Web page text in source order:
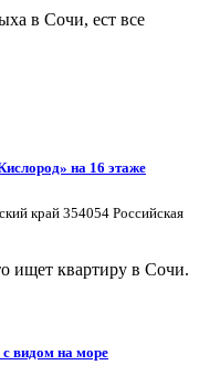
в Сочи, ест все
на 16 этаже
край 354054 Российская
ищет квартиру в Сочи.
видом на море